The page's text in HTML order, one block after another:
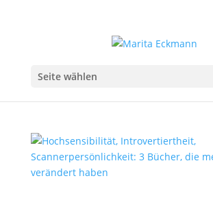
Seite wählen